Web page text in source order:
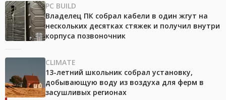
PC BUILD
Владелец ПК собрал кабели в один жгут на
нескольких десятках стяжек и получил внутри
корпуса позвоночник
CLIMATE
13-летний школьник собрал установку,
добывающую воду из воздуха для ферм в
засушливых регионах